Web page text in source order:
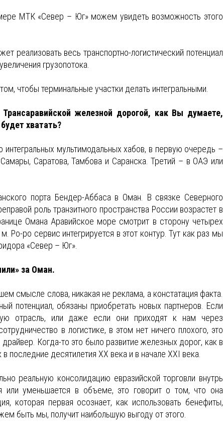
МТК «Север – Юг» можем увидеть возможность этого
реализовать весь транспортно-логистический потенциал
грузопотока.
чтобы терминальные участки делать интегральными.
железной дорогой, как Вы думаете,
хватать?
интегральных мультимодальных хабов, в первую очередь –
Саратова, Тамбова и Саранска. Третий – в ОАЭ или
порта Бендер-Аббаса в Оман. В связке Северного
роль транзитного пространства России возрастет в
Омана Аравийское море смотрит в сторону четырех
Ро-ро сервис интегрируется в этот контур. Тут как раз мы
«Север – Юг».
за Оман.
смысле слова, никакая не реклама, а констатация факта.
потенциал, обязаны приобретать новых партнеров. Если
отрасль, или даже если они приходят к нам через
в логистике, в этом нет ничего плохого, это
Когда-то это было развитие железных дорог, как в
последние десятилетия XX века и в начале XXI века.
реальную консолидацию евразийской торговли внутрь
уменьшается в объеме, это говорит о том, что она
которая первая осознает, как использовать бенефиты,
быть мы, получит наибольшую выгоду от этого.